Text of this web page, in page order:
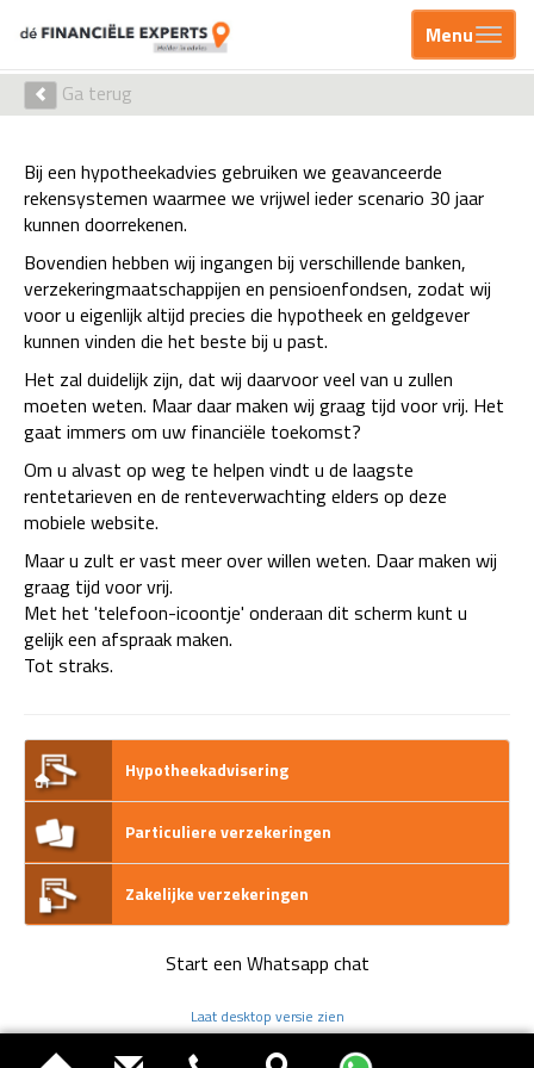
Menu
Ga terug
Bij een hypotheekadvies gebruiken we geavanceerde
rekensystemen waarmee we vrijwel ieder scenario 30 jaar
kunnen doorrekenen.
Bovendien hebben wij ingangen bij verschillende banken,
verzekeringmaatschappijen en pensioenfondsen, zodat wij
voor u eigenlijk altijd precies die hypotheek en geldgever
kunnen vinden die het beste bij u past.
Het zal duidelijk zijn, dat wij daarvoor veel van u zullen
moeten weten. Maar daar maken wij graag tijd voor vrij. Het
gaat immers om uw financiële toekomst?
Om u alvast op weg te helpen vindt u de laagste
rentetarieven en de renteverwachting elders op deze
mobiele website.
Maar u zult er vast meer over willen weten. Daar maken wij
graag tijd voor vrij.
Met het 'telefoon-icoontje' onderaan dit scherm kunt u
gelijk een afspraak maken.
Tot straks.
Hypotheekadvisering
Particuliere verzekeringen
Zakelijke verzekeringen
Start een Whatsapp chat
Laat desktop versie zien